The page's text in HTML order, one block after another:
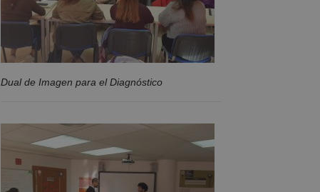
Dual de Imagen para el Diagnóstico